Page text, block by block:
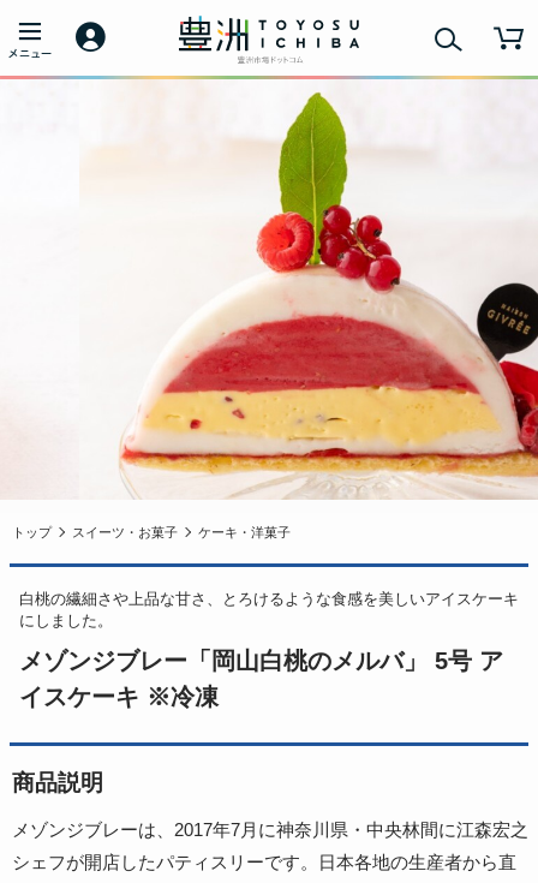
トップ スイーツ・お菓子 ケーキ・洋菓子
白桃の繊細さや上品な甘さ、とろけるような食感を美しいアイスケーキ
にしました。
メゾンジブレー「岡山白桃のメルバ」 5号 ア
イスケーキ ※冷凍
商品説明
メゾンジブレーは、2017年7月に神奈川県・中央林間に江森宏之
シェフが開店したパティスリーです。日本各地の生産者から直